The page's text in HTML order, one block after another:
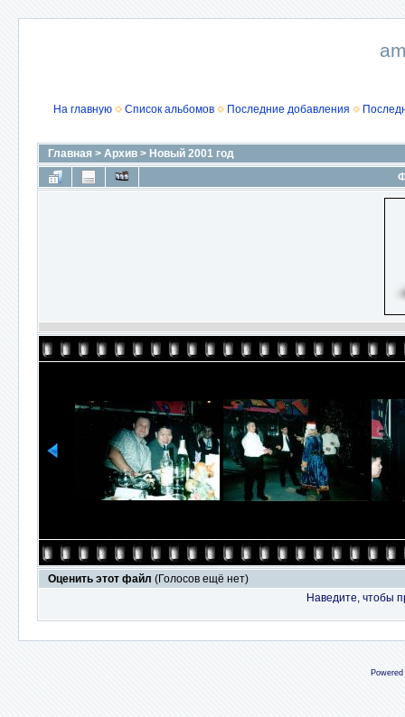
На главную Список альбомов Последние добавления
Главная > Архив > Новый 2001 год
Оценить этот файл (Голосов ещё нет)
Наведите, чтобы